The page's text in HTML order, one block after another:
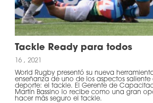
Tackle Ready para todos
16 , 2021
World Rugby presentó su nueva
enseñanza de uno de los aspectos saliente
deporte: el tackle. El Gerente de
Martín Bassino lo recibe como una gran
hacer más seguro el tackle.